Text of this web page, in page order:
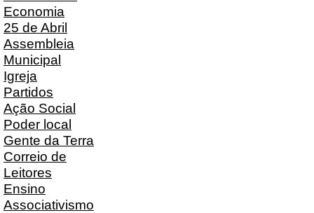
Economia
25 de Abril
Assembleia
Municipal
Igreja
Partidos
Ação Social
Poder local
Gente da Terra
Correio de
Leitores
Ensino
Associativismo